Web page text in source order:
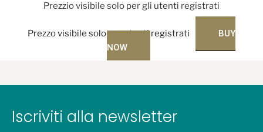
Prezzio visibile solo per gli utenti registrati
Prezzo visibile solo per utenti registrati
BUY
NOW
Iscriviti alla newsletter